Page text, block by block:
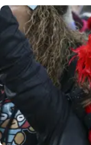
Lombardia
Marche
Piemonte
Sardegna
Sicilia
Toscana
Trentino
Umbria